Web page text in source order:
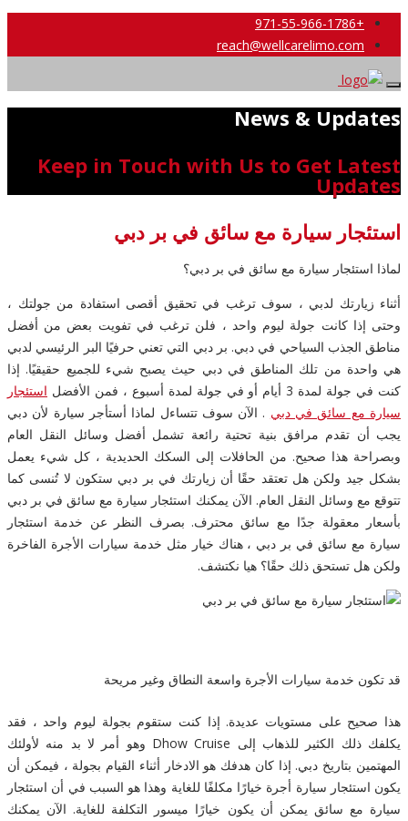
+971-55-966-1786
reach@wellcarelimo.com
News & Updates
Keep in Touch with Us to Get Latest
Updates
استئجار سيارة مع سائق في بر دبي
لماذا استئجار سيارة مع سائق في بر دبي؟
أثناء زيارتك لدبي ، سوف ترغب في تحقيق أقصى استفادة من جولتك ،
وحتى إذا كانت جولة ليوم واحد ، فلن ترغب في تفويت بعض من أفضل
مناطق الجذب السياحي في دبي. بر دبي التي تعني حرفيًا البر الرئيسي لدبي
هي واحدة من تلك المناطق في دبي حيث يصبح شيء للجميع حقيقيًا. إذا
كنت في جولة لمدة 3 أيام أو في جولة لمدة أسبوع ، فمن الأفضل
استئجار
سيارة مع سائق في دبي . الآن سوف تتساءل لماذا أستأجر سيارة لأن دبي
يجب أن تقدم مرافق بنية تحتية رائعة تشمل أفضل وسائل النقل العام
وبصراحة هذا صحيح. من الحافلات إلى السكك الحديدية ، كل شيء يعمل
بشكل جيد ولكن هل تعتقد حقًا أن زيارتك في بر دبي ستكون لا تُنسى كما
تتوقع مع وسائل النقل العام. الآن يمكنك استئجار سيارة مع سائق في بر دبي
بأسعار معقولة جدًا مع سائق محترف. بصرف النظر عن خدمة استئجار
سيارة مع سائق في بر دبي ، هناك خيار مثل خدمة سيارات الأجرة الفاخرة
ولكن هل تستحق ذلك حقًا؟ هيا نكتشف.
قد تكون خدمة سيارات الأجرة واسعة النطاق وغير مريحة
هذا صحيح على مستويات عديدة. إذا كنت ستقوم بجولة ليوم واحد ، فقد
يكلفك ذلك الكثير للذهاب إلى Dhow Cruise وهو أمر لا بد منه لأولئك
المهتمين بتاريخ دبي. إذا كان هدفك هو الادخار أثناء القيام بجولة ، فيمكن أن
يكون استئجار سيارة أجرة خيارًا مكلفًا للغاية وهذا هو السبب في أن استئجار
سيارة مع سائق يمكن أن يكون خيارًا ميسور التكلفة للغاية. الآن يمكنك